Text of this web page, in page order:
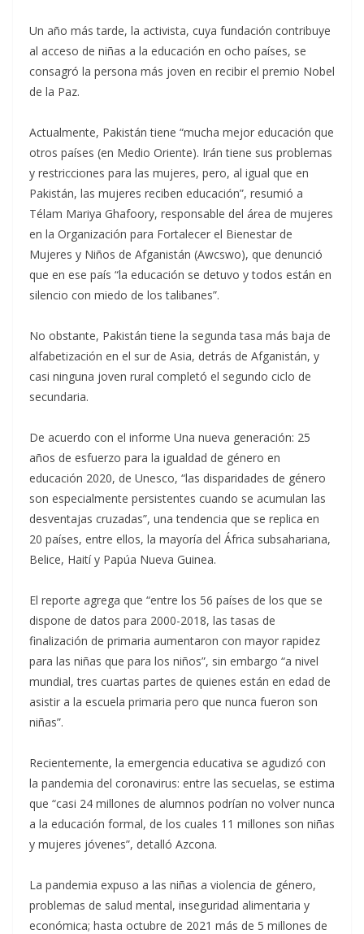
Un año más tarde, la activista, cuya fundación contribuye
al acceso de niñas a la educación en ocho países, se
consagró la persona más joven en recibir el premio Nobel
de la Paz.
Actualmente, Pakistán tiene “mucha mejor educación que
otros países (en Medio Oriente). Irán tiene sus problemas
y restricciones para las mujeres, pero, al igual que en
Pakistán, las mujeres reciben educación”, resumió a
Télam Mariya Ghafoory, responsable del área de mujeres
en la Organización para Fortalecer el Bienestar de
Mujeres y Niños de Afganistán (Awcswo), que denunció
que en ese país “la educación se detuvo y todos están en
silencio con miedo de los talibanes”.
No obstante, Pakistán tiene la segunda tasa más baja de
alfabetización en el sur de Asia, detrás de Afganistán, y
casi ninguna joven rural completó el segundo ciclo de
secundaria.
De acuerdo con el informe Una nueva generación: 25
años de esfuerzo para la igualdad de género en
educación 2020, de Unesco, “las disparidades de género
son especialmente persistentes cuando se acumulan las
desventajas cruzadas”, una tendencia que se replica en
20 países, entre ellos, la mayoría del África subsahariana,
Belice, Haití y Papúa Nueva Guinea.
El reporte agrega que “entre los 56 países de los que se
dispone de datos para 2000-2018, las tasas de
finalización de primaria aumentaron con mayor rapidez
para las niñas que para los niños”, sin embargo “a nivel
mundial, tres cuartas partes de quienes están en edad de
asistir a la escuela primaria pero que nunca fueron son
niñas”.
Recientemente, la emergencia educativa se agudizó con
la pandemia del coronavirus: entre las secuelas, se estima
que “casi 24 millones de alumnos podrían no volver nunca
a la educación formal, de los cuales 11 millones son niñas
y mujeres jóvenes”, detalló Azcona.
La pandemia expuso a las niñas a violencia de género,
problemas de salud mental, inseguridad alimentaria y
económica; hasta octubre de 2021 más de 5 millones de